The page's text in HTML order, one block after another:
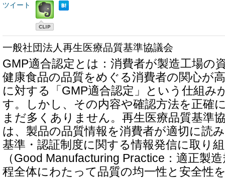
ツイート
一般社団法人再生医療品質基準協議会
GMP適合認定とは：消費者が製造工場の
健康食品の品質をめぐる消費者の関心が
に対する「GMP適合認定」という仕組み
す。しかし、その内容や確認方法を正確
まだ多くありません。再生医療品質基準
は、製品の品質情報を消費者が適切に読
基準・認証制度に関する情報発信に取り
（Good Manufacturing Practice：適正製
程全体にわたって品質の均一性と安全性